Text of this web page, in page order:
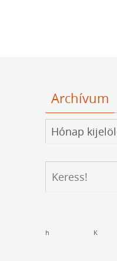
Archívum
Archívum
h K